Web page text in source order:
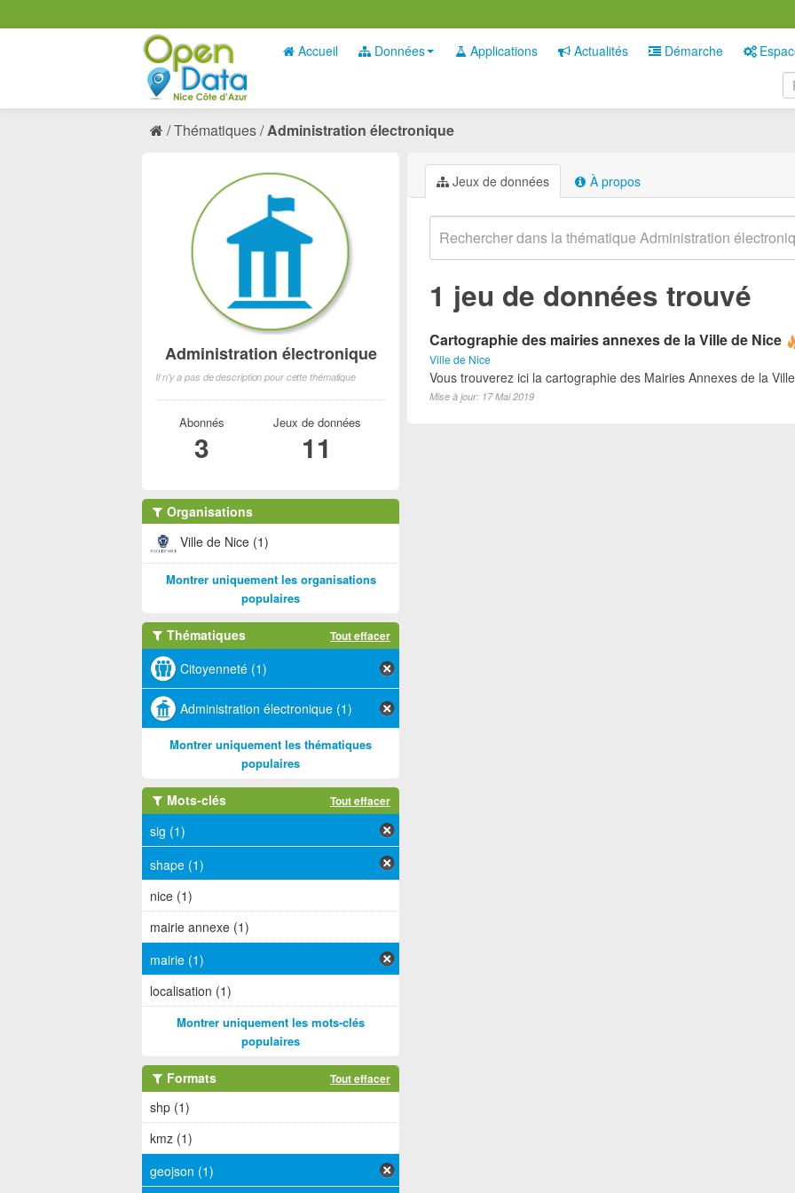
Accueil Données Applications Actualités Démarche
Thématiques Administration électronique
Jeux de données À propos
1 jeu de données trouvé
Cartographie des mairies annexes de la Ville de Nice
Ville de Nice
Vous trouverez ici la cartographie des Mairies Annexes de la
Mise à jour: 17 Mai 2019
Administration électronique
Il n'y a pas de description pour cette thématique
Abonnés
3
Jeux de données
11
Organisations
Ville de Nice (1)
Montrer uniquement les organisations
populaires
Thématiques Tout effacer
Citoyenneté (1)
Administration électronique (1)
Montrer uniquement les thématiques
populaires
Mots-clés Tout effacer
sig (1)
shape (1)
nice (1)
mairie annexe (1)
mairie (1)
localisation (1)
Montrer uniquement les mots-clés
populaires
Formats Tout effacer
shp (1)
kmz (1)
geojson (1)